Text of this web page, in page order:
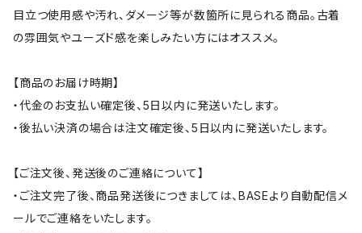
目立つ使用感や汚れ、ダメージ等が数箇所に見られる商品。古着
の雰囲気やユーズド感を楽しみたい方にはオススメ。
【商品のお届け時期】
・代金のお支払い確定後、5日以内に発送いたします。
・後払い決済の場合は注文確定後、5日以内に発送いたします。
【ご注文後、発送後のご連絡について】
・ご注文完了後、商品発送後につきましては、BASEより自動配信メ
ールでご連絡をいたします。